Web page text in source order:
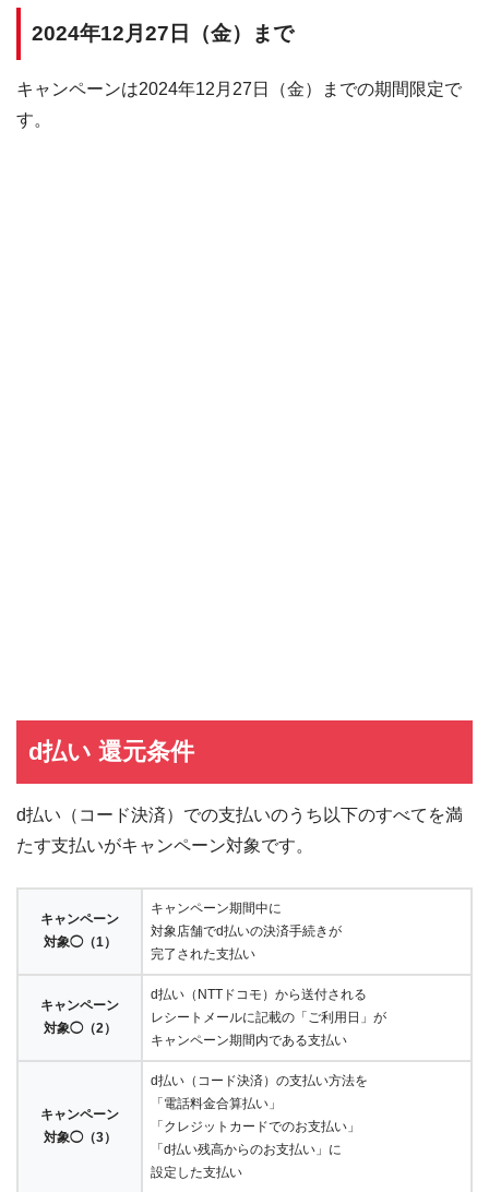
2024年12月27日（金）まで
キャンペーンは2024年12月27日（金）までの期間限定で
す。
d払い 還元条件
d払い（コード決済）での支払いのうち以下のすべてを満
たす支払いがキャンペーン対象です。
キャンペーン
対象◯（1）
キャンペーン期間中に
対象店舗でd払いの決済手続きが
完了された支払い
キャンペーン
対象◯（2）
d払い（NTTドコモ）から送付される
レシートメールに記載の「ご利用日」が
キャンペーン期間内である支払い
キャンペーン
対象◯（3）
d払い（コード決済）の支払い方法を
「電話料金合算払い」
「クレジットカードでのお支払い」
「d払い残高からのお支払い」に
設定した支払い